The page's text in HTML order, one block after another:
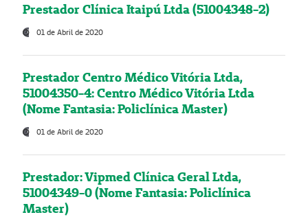
Prestador Clínica Itaipú Ltda (51004348-2)
01 de Abril de 2020
Prestador Centro Médico Vitória Ltda,
51004350-4: Centro Médico Vitória Ltda
(Nome Fantasia: Policlínica Master)
01 de Abril de 2020
Prestador: Vipmed Clínica Geral Ltda,
51004349-0 (Nome Fantasia: Policlínica
Master)